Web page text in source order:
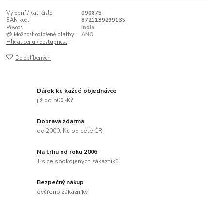
Výrobní / kat. číslo
090875
EAN kód:
8721139299135
Původ:
India
💳 Možnost odložené platby:
ANO
Hlídat cenu / dostupnost
Do oblíbených
Dárek ke každé objednávce
již od 500,-Kč
Doprava zdarma
od 2000,-Kč po celé ČR
Na trhu od roku 2006
Tisíce spokojených zákazníků
Bezpečný nákup
ověřeno zákazníky